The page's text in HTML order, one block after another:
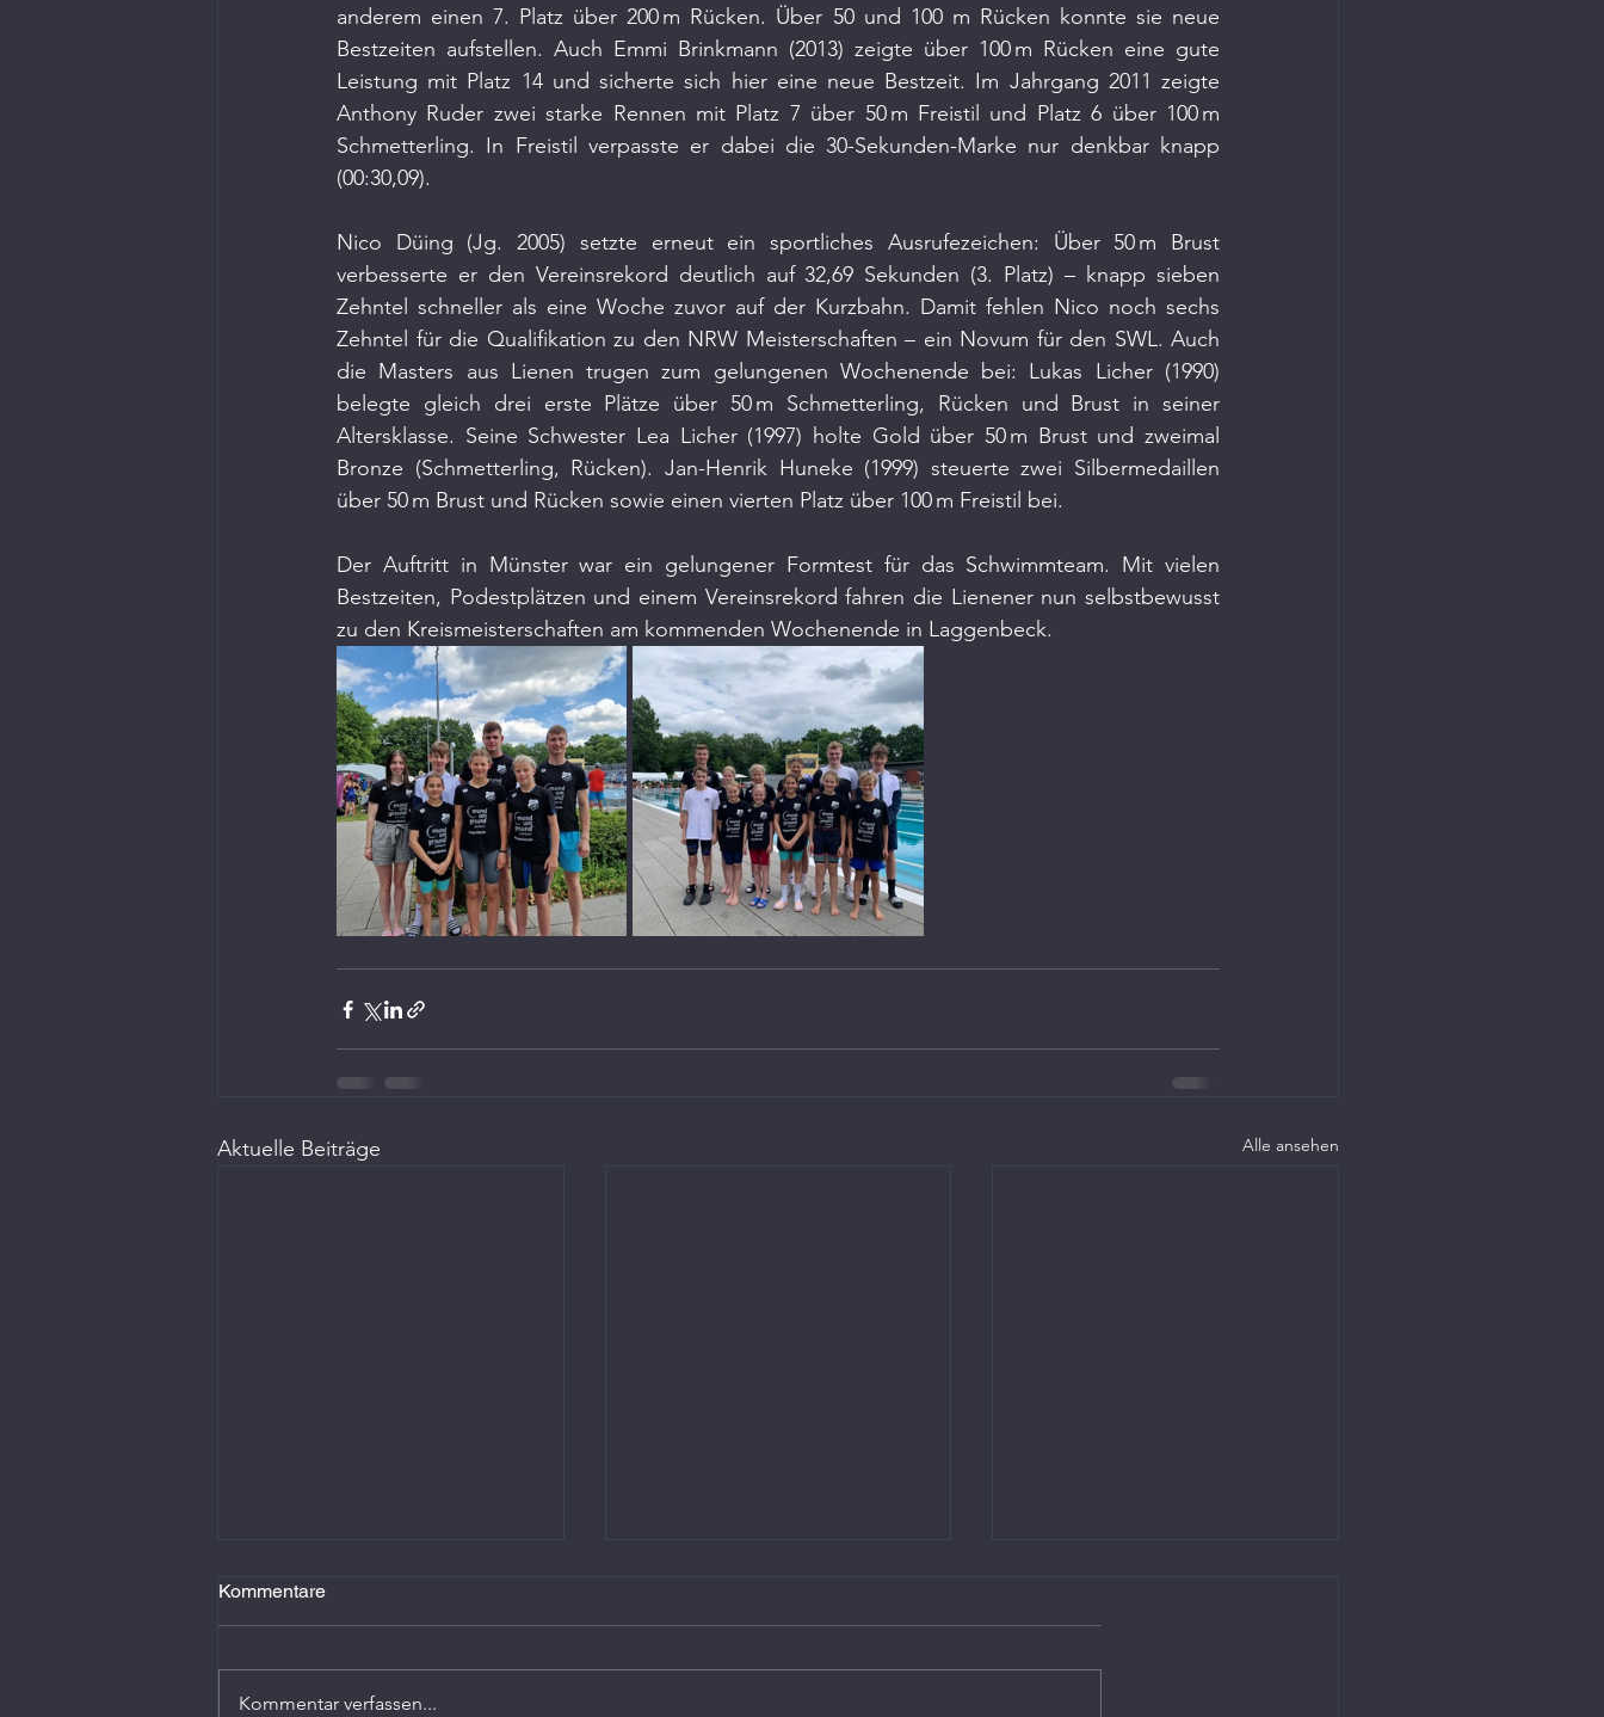
anderem einen 7. Platz über 200 m Rücken. Über 50 und 100 m Rücken konnte sie neue
Bestzeiten aufstellen. Auch Emmi Brinkmann (2013) zeigte über 100 m Rücken eine gute
Leistung mit Platz 14 und sicherte sich hier eine neue Bestzeit. Im Jahrgang 2011 zeigte
Anthony Ruder zwei starke Rennen mit Platz 7 über 50 m Freistil und Platz 6 über 100 m
Schmetterling. In Freistil verpasste er dabei die 30-Sekunden-Marke nur denkbar knapp
(00:30,09).
Nico Düing (Jg. 2005) setzte erneut ein sportliches Ausrufezeichen: Über 50 m Brust
verbesserte er den Vereinsrekord deutlich auf 32,69 Sekunden (3. Platz) – knapp sieben
Zehntel schneller als eine Woche zuvor auf der Kurzbahn. Damit fehlen Nico noch sechs
Zehntel für die Qualifikation zu den NRW Meisterschaften – ein Novum für den SWL. Auch
die Masters aus Lienen trugen zum gelungenen Wochenende bei: Lukas Licher (1990)
belegte gleich drei erste Plätze über 50 m Schmetterling, Rücken und Brust in seiner
Altersklasse. Seine Schwester Lea Licher (1997) holte Gold über 50 m Brust und zweimal
Bronze (Schmetterling, Rücken). Jan-Henrik Huneke (1999) steuerte zwei Silbermedaillen
über 50 m Brust und Rücken sowie einen vierten Platz über 100 m Freistil bei.
Der Auftritt in Münster war ein gelungener Formtest für das Schwimmteam. Mit vielen
Bestzeiten, Podestplätzen und einem Vereinsrekord fahren die Lienener nun selbstbewusst
zu den Kreismeisterschaften am kommenden Wochenende in Laggenbeck.
Aktuelle Beiträge Alle ansehen
Kommentare
Kommentar verfassen...